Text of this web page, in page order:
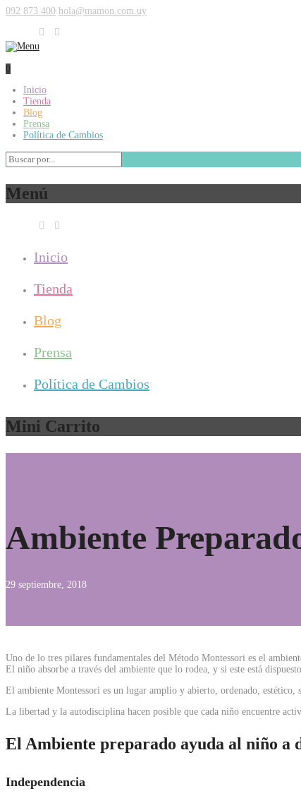
092 873 400 hola@mamon.com.uy
0
Inicio
Tienda
Blog
Prensa
Política de Cambios
Menú
Inicio
Tienda
Blog
Prensa
Política de Cambios
Mini Carrito
Ambiente
29 septiembre, 2018
Uno de lo tres pilares fundamentales del Método Montessori es el
El niño absorbe a través del ambiente que lo rodea, y si este está
El ambiente Montessori es un lugar amplio y abierto, ordenado, estético,
La libertad y la autodisciplina hacen posible que cada niño encuentre
El Ambiente preparado ayuda al niño a
Independencia